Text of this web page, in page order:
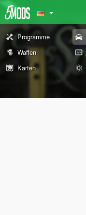
Programme
Waffen
Karten